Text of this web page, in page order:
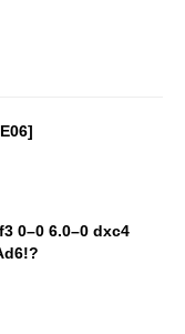
0–0 6.0–0 dxc4